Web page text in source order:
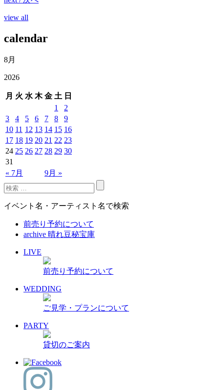
view all
calendar
8月
2026
月 火 水 木 金 土 日
« 7月 9月 »
1
2
3
4 5 6 7 8
9
10 11 12 13 14 15 16
17 18 19 20 21 22 23
24 25 26 27 28 29 30
31
イベント名・アーティスト名で検索
前売り予約について
archive 晴れ豆秘宝庫
LIVE
前売り予約について
WEDDING
ご見学・プランについて
PARTY
貸切のご案内